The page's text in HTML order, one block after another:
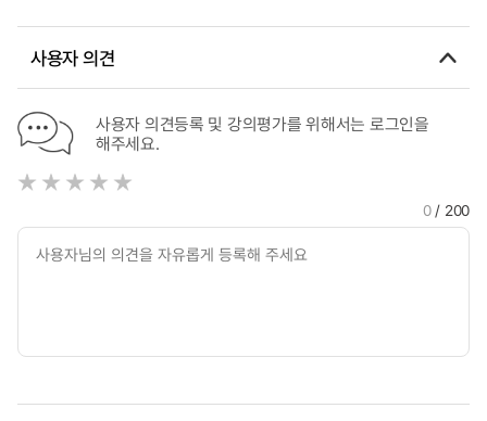
among health center workers during the COVID-19 : Its
사용자 의견
사용자 의견등록 및 강의평가를 위해서는 로그인을
해주세요.
0/ 200